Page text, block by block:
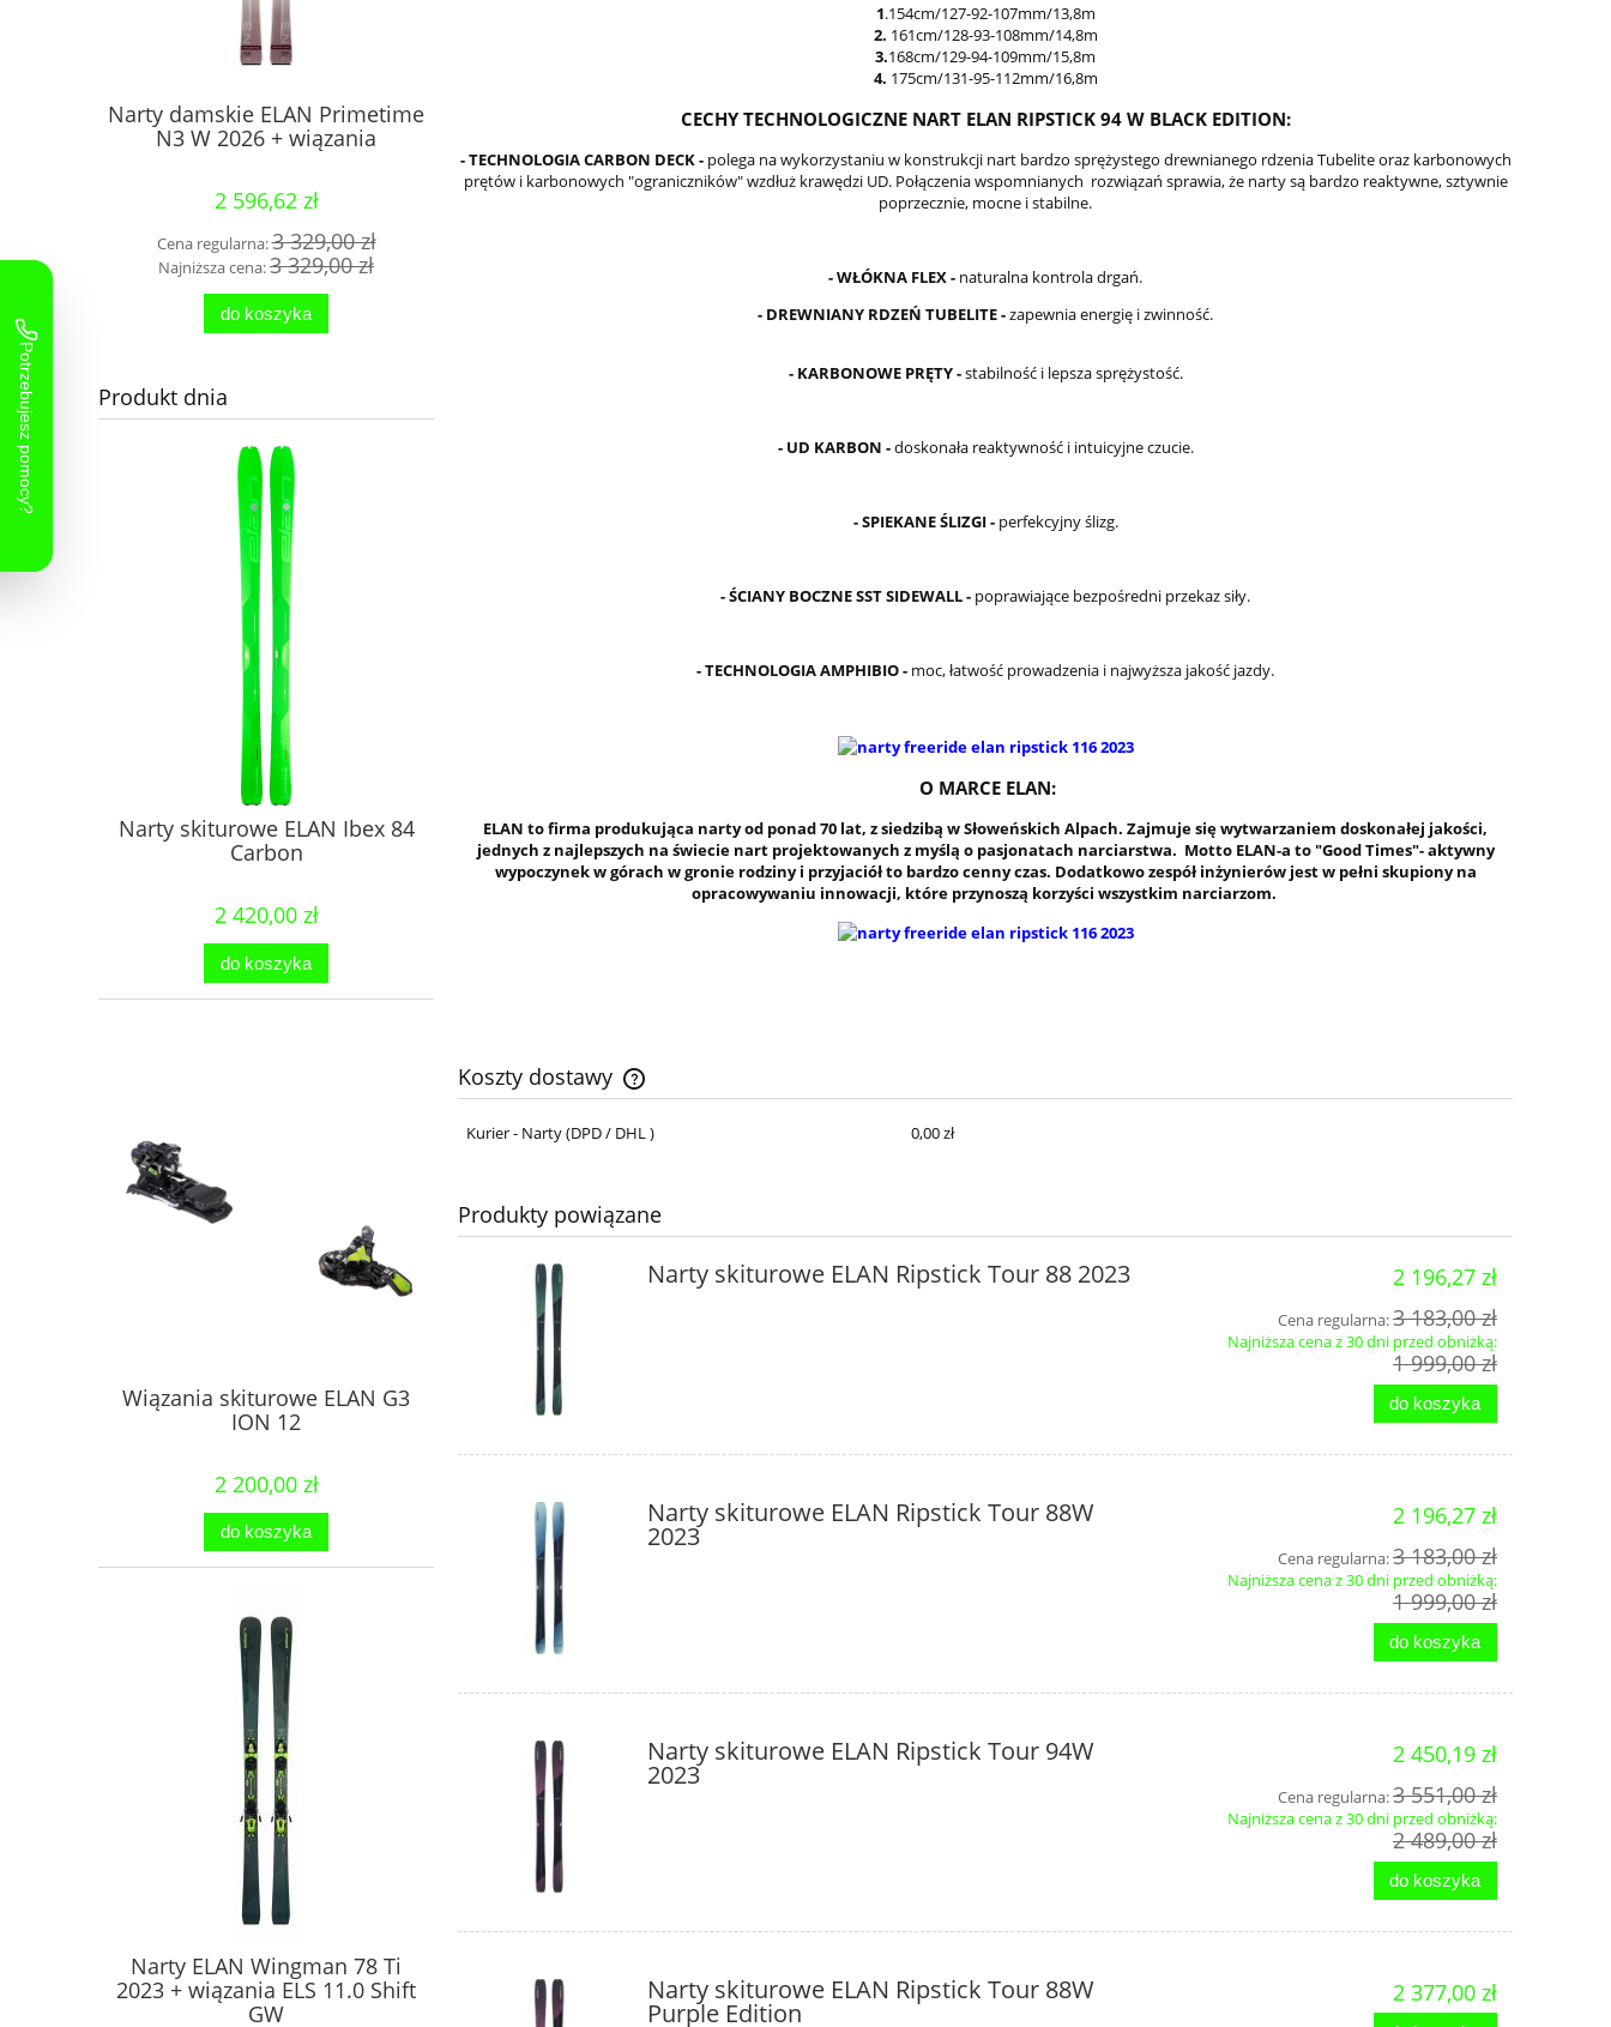
zł
Narty damskie ELAN Primetime
N3 W 2026 + wiązania
2 596,62 zł
Cena regularna:3 329,00 zł
Najniższa cena:3 329,00 zł
do koszyka
Narty ELAN Element 78 RS 2025 +
1 489,71 zł
Deska NOBILE POCKET SKIM
2 309,30 zł
Najniższa cena:3 299,00 zł
do koszyka
Narty ELAN Ace SCX Fusion X
2 549,00 zł
Produkt dnia
Narty skiturowe ELAN Ibex 84
Carbon
2 420,00 zł
do koszyka
Wiązania skiturowe ELAN G3
ION 12
2 200,00 zł
do koszyka
Narty ELAN Wingman 78 Ti
2023 + wiązania ELS 11.0 Shift
GW
1.154cm/127-92-107mm/13,8m
2. 161cm/128-93-108mm/14,8m
3.168cm/129-94-109mm/15,8m
4. 175cm/131-95-112mm/16,8m
CECHY TECHNOLOGICZNE NART ELAN RIPSTICK 94 W BLACK EDITION:
- TECHNOLOGIA CARBON DECK - polega na wykorzystaniu w konstrukcji nart bardzo sprężystego drewnianego rdzenia Tubelite oraz karbonowych
prętów i karbonowych "ograniczników" wzdłuż krawędzi UD. Połączenia wspomnianych rozwiązań sprawia, że narty są bardzo reaktywne, sztywnie
poprzecznie, mocne i stabilne.
- WŁÓKNA FLEX - naturalna kontrola drgań.
- DREWNIANY RDZEŃ TUBELITE -zapewnia energię i zwinność.
- KARBONOWE PRĘTY -stabilność i lepsza sprężystość.
- UD KARBON -doskonała reaktywność i intuicyjne czucie.
- SPIEKANE ŚLIZGI -perfekcyjny ślizg.
- ŚCIANY BOCZNE SST SIDEWALL - poprawiające bezpośredni przekaz siły.
- TECHNOLOGIA AMPHIBIO - moc, łatwość prowadzenia i najwyższa jakość jazdy.
O MARCE ELAN:
ELAN to firma produkująca narty od ponad 70 lat, z siedzibą w Słoweńskich Alpach. Zajmuje się wytwarzaniem doskonałej jakości,
jednych z najlepszych na świecie nart projektowanych z myślą o pasjonatach narciarstwa. Motto ELAN-a to "Good Times"- aktywny
wypoczynek w górach w gronie rodziny i przyjaciół to bardzo cenny czas. Dodatkowo zespół inżynierów jest w pełni skupiony na
opracowywaniu innowacji, które przynoszą korzyści wszystkim narciarzom.
Koszty dostawy
Cena nie zawiera ewentualnych kosztów
Kurier - Narty(DPD / DHL ) 0,00 zł
Produkty powiązane
Narty skiturowe ELAN Ripstick Tour 88 2023 2 196,27 zł
Cena regularna:3 183,00 zł
Najniższa cena z 30 dni przed obniżką:
1 999,00 zł
do koszyka
Narty skiturowe ELAN Ripstick Tour 88W
2023
2 196,27 zł
Cena regularna:3 183,00 zł
Najniższa cena z 30 dni przed obniżką:
1 999,00 zł
do koszyka
Narty skiturowe ELAN Ripstick Tour 94W
2023
2 450,19 zł
Cena regularna:3 551,00 zł
Najniższa cena z 30 dni przed obniżką:
2 489,00 zł
do koszyka
Narty skiturowe ELAN Ripstick Tour 88W
Purple Edition
2 377,00 zł